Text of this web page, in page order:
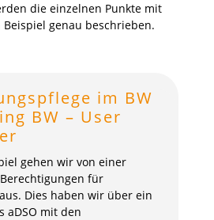
die einzelnen Punkte mit
genau beschrieben.
im BW
BW – User
gehen wir von einer
für
Dies haben wir über ein
aDSO mit den